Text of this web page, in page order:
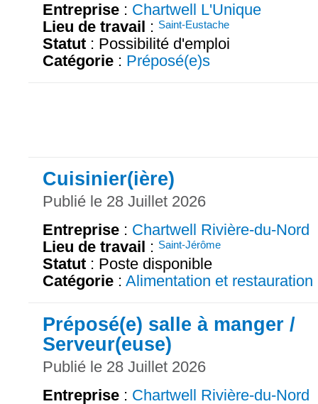
Entreprise : Chartwell L'Unique
Lieu de travail : Saint-Eustache
Statut : Possibilité d'emploi
Catégorie : Préposé(e)s
Cuisinier(ière)
Publié le 28 Juillet 2026
Entreprise : Chartwell Rivière-du-Nord
Lieu de travail : Saint-Jérôme
Statut : Poste disponible
Catégorie : Alimentation et restauration
Préposé(e) salle à manger /
Serveur(euse)
Publié le 28 Juillet 2026
Entreprise : Chartwell Rivière-du-Nord